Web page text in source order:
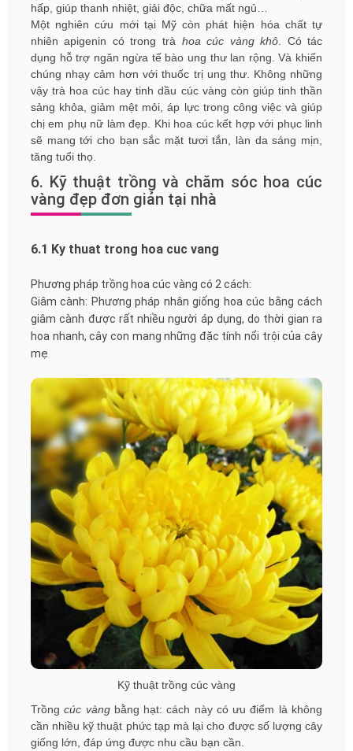
hấp, giúp thanh nhiệt, giải độc, chữa mất ngủ…
Một nghiên cứu mới tại Mỹ còn phát hiện hóa chất tự
nhiên apigenin có trong trà hoa cúc vàng khô . Có tác
dụng hỗ trợ ngăn ngừa tế bào ung thư lan rộng. Và khiến
chúng nhạy cảm hơn với thuốc trị ung thư. Không những
vậy trà hoa cúc hay tinh dầu cúc vàng còn giúp tinh thần
sảng khỏa, giảm mệt mỏi, áp lực trong công việc và giúp
chị em phụ nữ làm đẹp. Khi hoa cúc kết hợp với phục linh
sẽ mang tới cho bạn sắc mặt tươi tắn, làn da sáng mịn,
tăng tuổi thọ.
6. Kỹ thuật trồng và chăm sóc hoa cúc
vàng đẹp đơn giản tại nhà
6.1 Ky thuat trong hoa cuc vang
Phương pháp trồng hoa cúc vàng có 2 cách:
Giâm cành: Phương pháp nhân giống hoa cúc bằng cách
giâm cành được rất nhiều người áp dụng, do thời gian ra
hoa nhanh, cây con mang những đặc tính nổi trội của cây
mẹ
Kỹ thuật trồng cúc vàng
Trồngcúc vàngbằng hạt: cách này có ưu điểm là không
cần nhiều kỹ thuật phức tạp mà lại cho được số lượng cây
giống lớn, đáp ứng được nhu cầu bạn cần.